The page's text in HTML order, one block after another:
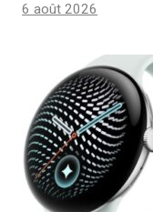
6 août 2026